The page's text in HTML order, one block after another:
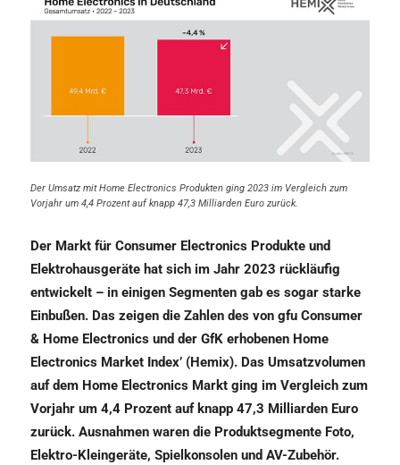
Der Umsatz mit Home Electronics Produkten ging 2023 im Vergleich zum
Vorjahr um 4,4 Prozent auf knapp 47,3 Milliarden Euro zurück.
Der Markt für Consumer Electronics Produkte und
Elektrohausgeräte hat sich im Jahr 2023 rückläufig
entwickelt – in einigen Segmenten gab es sogar starke
Einbußen. Das zeigen die Zahlen des von gfu Consumer
& Home Electronics und der GfK erhobenen Home
Electronics Market Index’ (Hemix). Das Umsatzvolumen
auf dem Home Electronics Markt ging im Vergleich zum
Vorjahr um 4,4 Prozent auf knapp 47,3 Milliarden Euro
zurück. Ausnahmen waren die Produktsegmente Foto,
Elektro-Kleingeräte, Spielkonsolen und AV-Zubehör.